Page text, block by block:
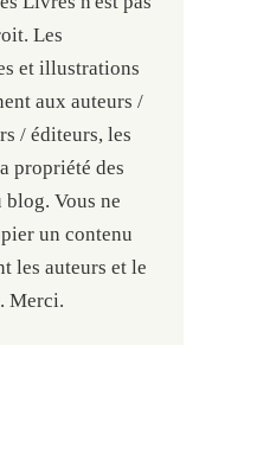
Les
et illustrations
aux auteurs /
/ éditeurs, les
propriété des
blog. Vous ne
un contenu
les auteurs et le
Merci.